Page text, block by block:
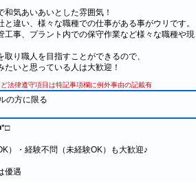
和気あいあいとした雰囲気！
違い、様々な職種での仕事がある事がウリです。
工事、プラント内での保守作業など様々な職種や現
り職人を目指すことができるので、
いと思っている人は大歓迎！
法律遵守項目は特記事項欄に例外事由の記載有
の方に限る
）・経験不問（未経験OK）も大歓迎♪
優遇